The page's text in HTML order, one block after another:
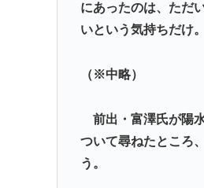
にあったのは、ただ
いという気持ちだけ。
（※中略）
前出・富澤氏が陽
ついて尋ねたところ
う。